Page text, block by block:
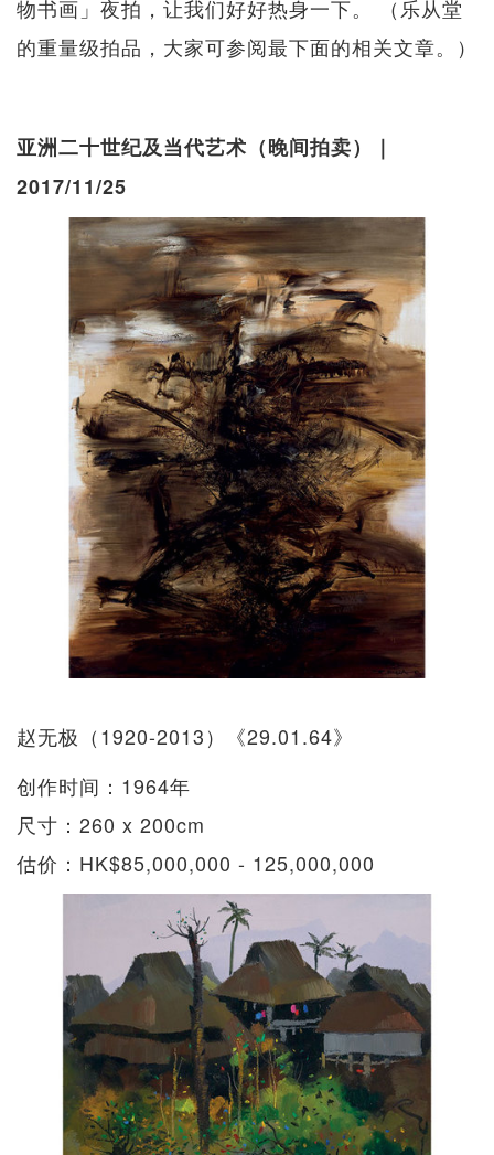
物书画」夜拍，让我们好好热身一下。 （乐从堂
的重量级拍品，大家可参阅最下面的相关文章。）
亚洲二十世纪及当代艺术（晚间拍卖）｜
2017/11/25
赵无极（1920-2013）《29.01.64》
创作时间：1964年
尺寸：260 x 200cm
估价：HK$85,000,000 - 125,000,000